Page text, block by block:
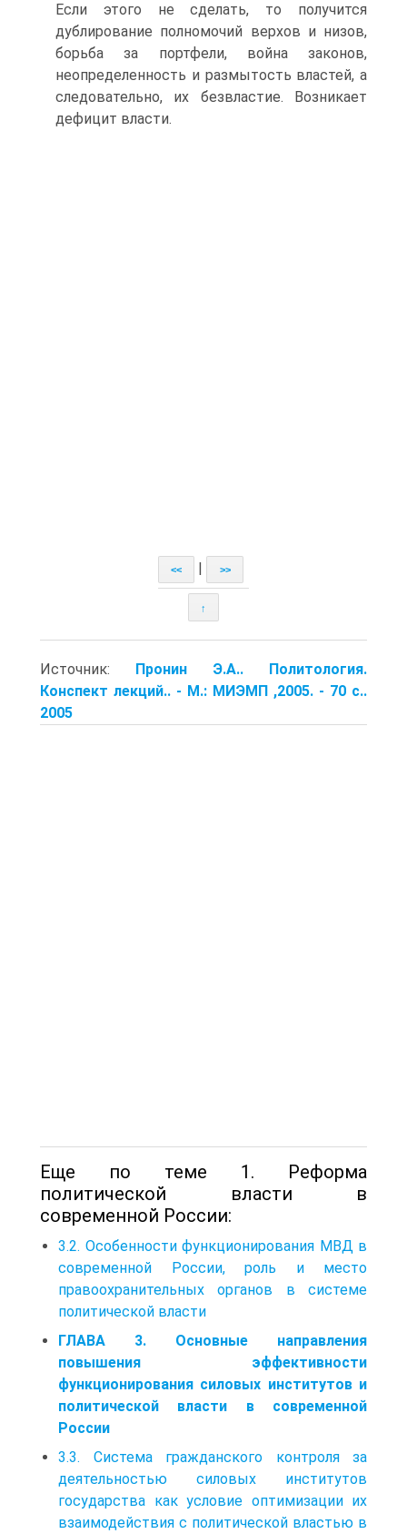
Если этого не сделать, то получится
дублирование полномочий верхов и низов,
борьба за портфели, война законов,
неопределенность и размытость властей, а
следовательно, их безвластие. Возникает
дефицит власти.
<< >>
↑
Источник: Пронин Э.А.. Политология.
Конспект лекций.. - М.: МИЭМП ,2005. - 70 с..
2005
Еще по теме 1. Реформа
политической власти в
современной России:
3.2. Особенности функционирования МВД в
современной России, роль и место
правоохранительных органов в системе
политической власти
ГЛАВА 3. Основные направления
повышения эффективности
функционирования силовых институтов и
политической власти в современной
России
3.3. Система гражданского контроля за
деятельностью силовых институтов
государства как условие оптимизации их
взаимодействия с политической властью в